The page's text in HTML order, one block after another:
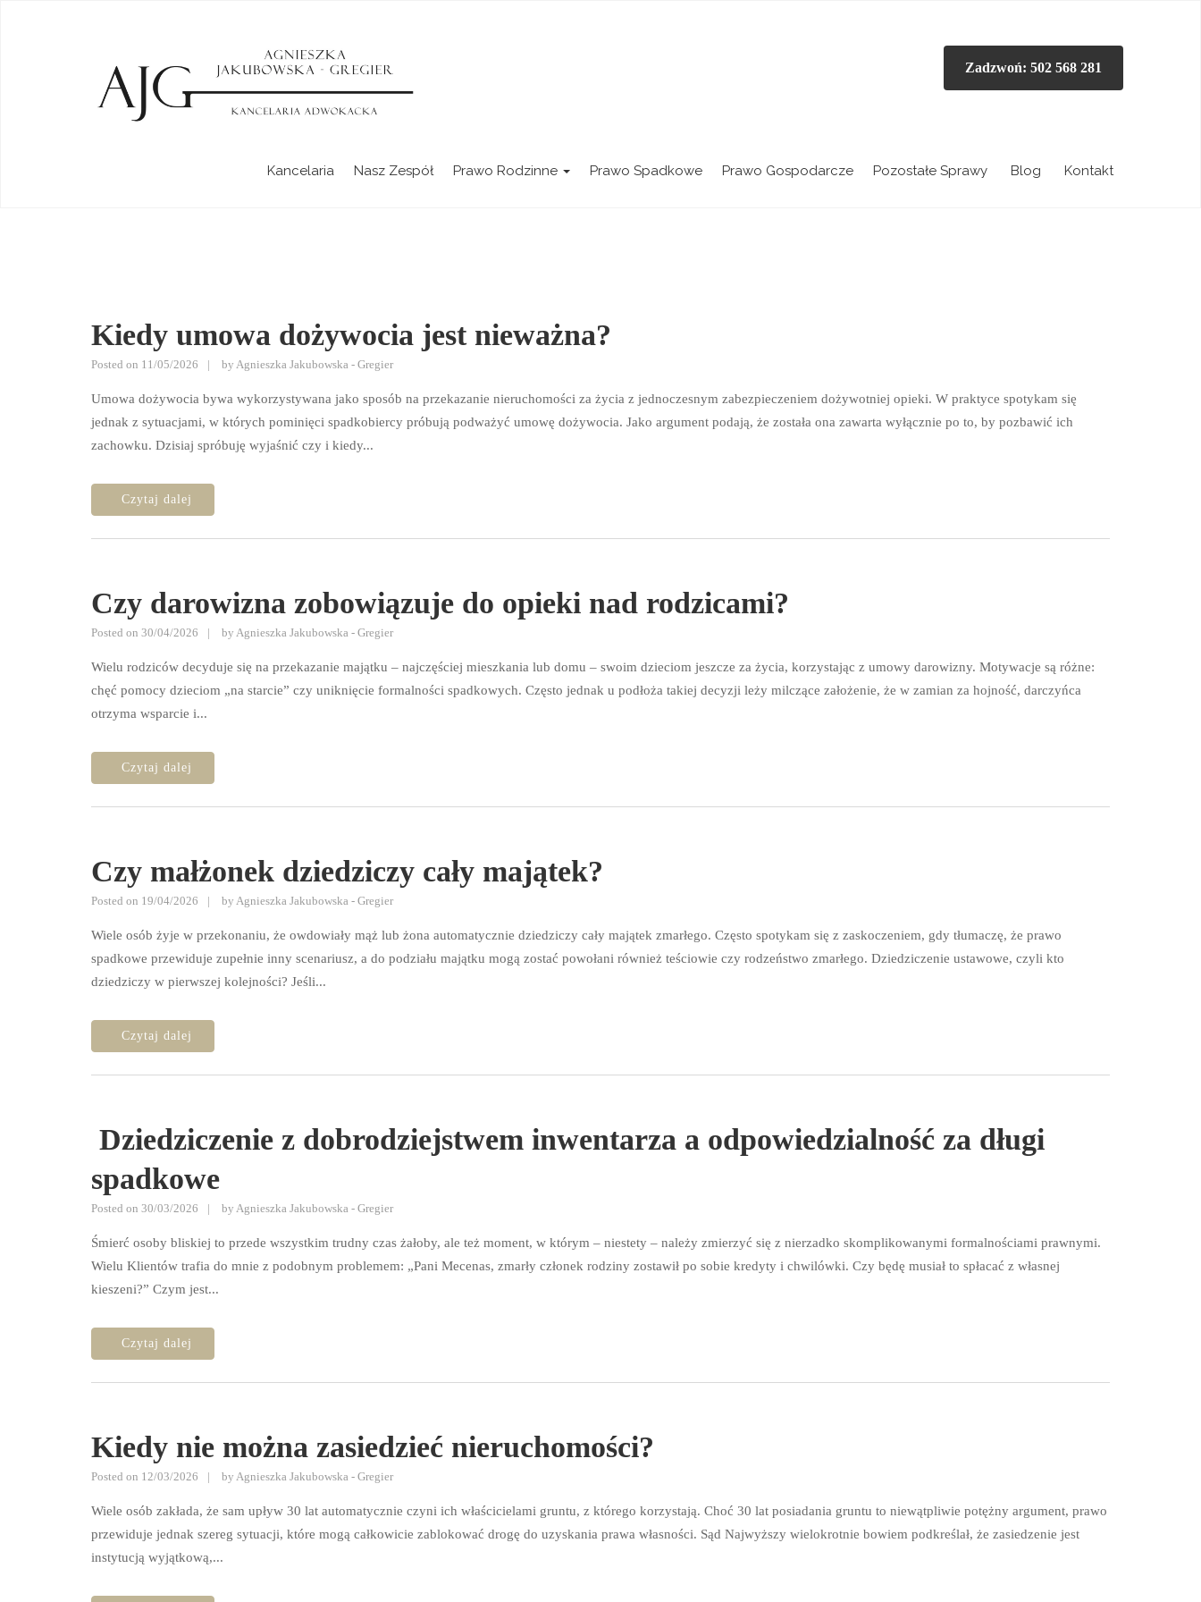
Kancelaria Adwokacka Agnieszka Jakubowska-Gregier
Zadzwoń: 502 568 281
Kancelaria Nasz Zespół Prawo Rodzinne Prawo Spadkowe Prawo Gospodarcze Pozostałe Sprawy Blog Kontakt
Kiedy umowa dożywocia jest nieważna?
Posted on 11/05/2026 by Agnieszka Jakubowska - Gregier
Umowa dożywocia bywa wykorzystywana jako sposób na przekazanie nieruchomości za życia z jednoczesnym zabezpieczeniem dożywotniej opieki. W praktyce spotykam się
jednak z sytuacjami, w których pominięci spadkobiercy próbują podważyć umowę dożywocia. Jako argument podają, że została ona zawarta wyłącznie po to, by pozbawić ich
zachowku. Dzisiaj spróbuję wyjaśnić czy i kiedy...
Czy darowizna zobowiązuje do opieki nad rodzicami?
Posted on 30/04/2026 by Agnieszka Jakubowska - Gregier
Wielu rodziców decyduje się na przekazanie majątku – najczęściej mieszkania lub domu – swoim dzieciom jeszcze za życia, korzystając z umowy darowizny. Motywacje są różne:
chęć pomocy dzieciom „na starcie” czy uniknięcie formalności spadkowych. Często jednak u podłoża takiej decyzji leży milczące założenie, że w zamian za hojność, darczyńca
otrzyma wsparcie i...
Czy małżonek dziedziczy cały majątek?
Posted on 19/04/2026 by Agnieszka Jakubowska - Gregier
Wiele osób żyje w przekonaniu, że owdowiały mąż lub żona automatycznie dziedziczy cały majątek zmarłego. Często spotykam się z zaskoczeniem, gdy tłumaczę, że prawo
spadkowe przewiduje zupełnie inny scenariusz, a do podziału majątku mogą zostać powołani również teściowie czy rodzeństwo zmarłego. Dziedziczenie ustawowe, czyli kto
dziedziczy w pierwszej kolejności? Jeśli...
Dziedziczenie z dobrodziejstwem inwentarza a odpowiedzialność za długi
spadkowe
Posted on 30/03/2026 by Agnieszka Jakubowska - Gregier
Śmierć osoby bliskiej to przede wszystkim trudny czas żałoby, ale też moment, w którym – niestety – należy zmierzyć się z nierzadko skomplikowanymi formalnościami prawnymi.
Wielu Klientów trafia do mnie z podobnym problemem: „Pani Mecenas, zmarły członek rodziny zostawił po sobie kredyty i chwilówki. Czy będę musiał to spłacać z własnej
kieszeni?” Czym jest...
Kiedy nie można zasiedzieć nieruchomości?
Posted on 12/03/2026 by Agnieszka Jakubowska - Gregier
Wiele osób zakłada, że sam upływ 30 lat automatycznie czyni ich właścicielami gruntu, z którego korzystają. Choć 30 lat posiadania gruntu to niewątpliwie potężny argument, prawo
przewiduje jednak szereg sytuacji, które mogą całkowicie zablokować drogę do uzyskania prawa własności. Sąd Najwyższy wielokrotnie bowiem podkreślał, że zasiedzenie jest
instytucją wyjątkową,...